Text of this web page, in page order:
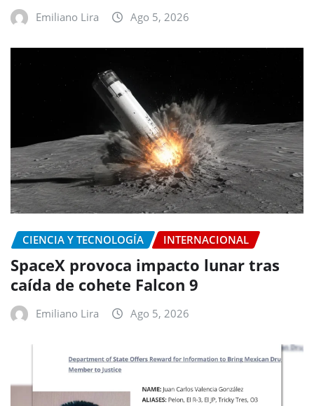
Emiliano Lira Ago 5, 2026
CIENCIA Y TECNOLOGÍA INTERNACIONAL
SpaceX provoca impacto lunar tras
caída de cohete Falcon 9
Emiliano Lira Ago 5, 2026